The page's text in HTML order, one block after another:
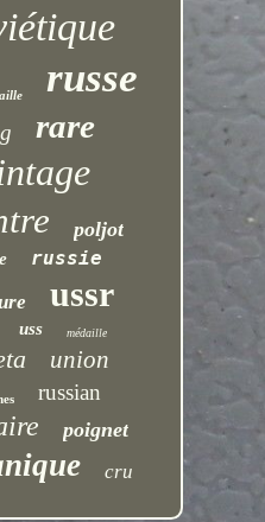
russe
rare
poljot
russie
ussr
uss médaille
union
russian
poignet
cru